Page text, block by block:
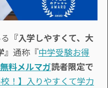
『入学しやすくて、大
通称『中学受験お得
無料メルマガ読者限定で
！】入りやすくて学力